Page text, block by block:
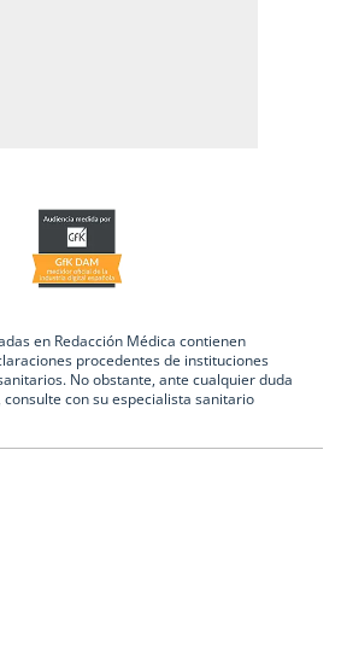
en Redacción Médica contienen
procedentes de instituciones
No obstante, ante cualquier duda
con su especialista sanitario